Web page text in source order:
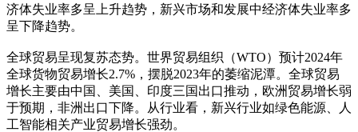
济体失业率多呈上升趋势，新兴市场和发展中经济体失业率多
呈下降趋势。
全球贸易呈现复苏态势。世界贸易组织（WTO）预计2024年
全球货物贸易增长2.7%，摆脱2023年的萎缩泥潭。全球贸易
增长主要由中国、美国、印度三国出口推动，欧洲贸易增长弱
于预期，非洲出口下降。从行业看，新兴行业如绿色能源、人
工智能相关产业贸易增长强劲。